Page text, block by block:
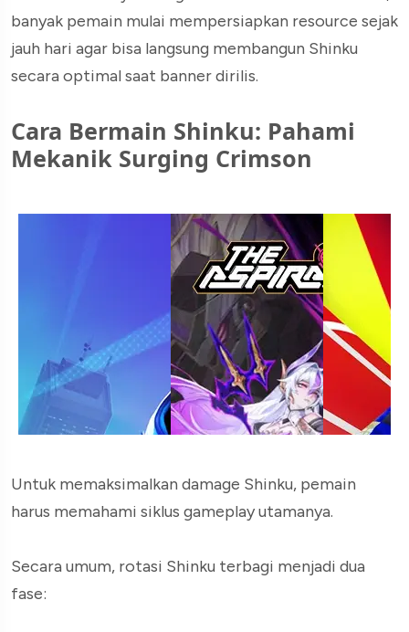
banyak pemain mulai mempersiapkan resource sejak
jauh hari agar bisa langsung membangun Shinku
secara optimal saat banner dirilis.
Cara Bermain Shinku: Pahami
Mekanik Surging Crimson
Untuk memaksimalkan damage Shinku, pemain
harus memahami siklus gameplay utamanya.
Secara umum, rotasi Shinku terbagi menjadi dua
fase: